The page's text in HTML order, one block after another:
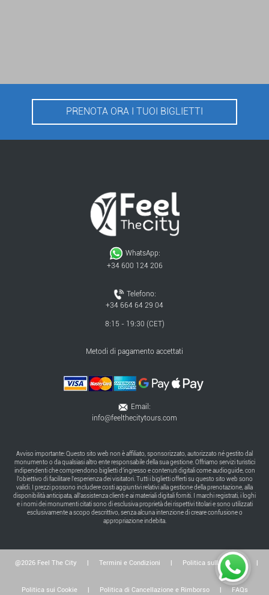
PRENOTA ORA I TUOI BIGLIETTI
WhatsApp:
+34 600 124 206
Telefono:
+34 664 64 29 04
8:15 - 19:30 (CET)
Metodi di pagamento accettati
Email:
info@feelthecitytours.com
Avviso importante: Questo sito web non è affiliato, sponsorizzato, autorizzato né gestito dal
monumento o da qualsiasi altro ente responsabile della sua gestione. Offriamo servizi turistici
indipendenti che comprendono biglietti d'ingresso e contenuti digitali come audioguide, con
l'obiettivo di facilitare l'esperienza dei visitatori. Tutti i biglietti offerti su questo sito web sono
validi. I prezzi possono includere costi aggiuntivi relativi alla gestione della prenotazione, alla
disponibilità anticipata, all'assistenza clienti e ai materiali digitali forniti. I marchi registrati, i loghi
e i nomi dei monumenti citati sono di esclusiva proprietà dei rispettivi titolari e sono utilizzati
esclusivamente a scopo descrittivo, senza alcuna intenzione di creare confusione o
appropriazione indebita.
@2026 Feel The City Termini e Condizioni Politica sulla Privacy
Politica sui Cookie Politica di Cancellazione e Rimborso FAQs